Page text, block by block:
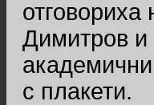
Димитров и
с плакети.